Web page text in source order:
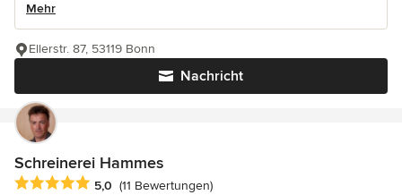
Mehr
Nachricht
Ellerstr. 87, 53119 Bonn
Schreinerei Hammes
Durchschnittliche Bewertung: 5 von 5 Sternen
5,0 (11 Bewertungen)